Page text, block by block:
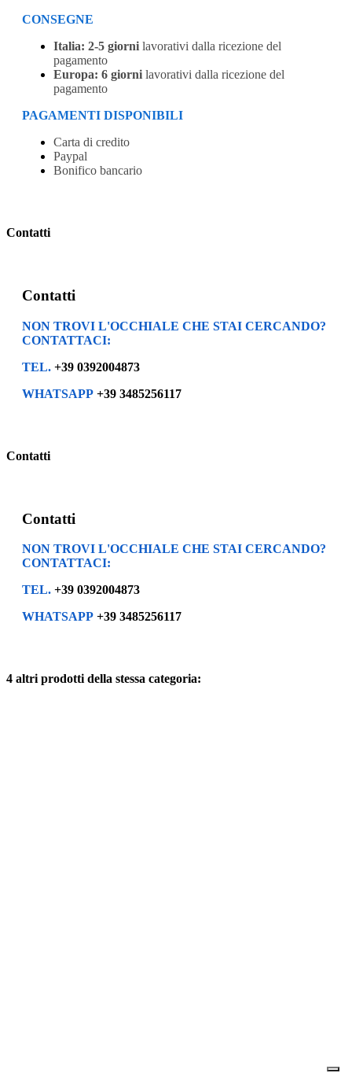
CONSEGNE
Italia: 2-5 giorni lavorativi dalla ricezione del
pagamento
Europa: 6 giorni lavorativi dalla ricezione del
pagamento
PAGAMENTI DISPONIBILI
Carta di credito
Paypal
Bonifico bancario
Contatti
Contatti
NON TROVI L'OCCHIALE CHE STAI CERCANDO?
CONTATTACI:
TEL. +39 0392004873
WHATSAPP +39 3485256117
Contatti
Contatti
NON TROVI L'OCCHIALE CHE STAI CERCANDO?
CONTATTACI:
TEL. +39 0392004873
WHATSAPP +39 3485256117
4 altri prodotti della stessa categoria: